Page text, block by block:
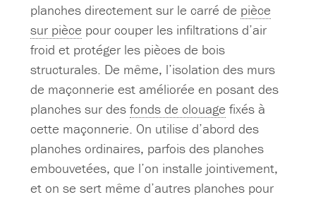
planches directement sur le carré de pièce
sur pièce pour couper les infiltrations d’air
froid et protéger les pièces de bois
structurales. De même, l’isolation des murs
de maçonnerie est améliorée en posant des
planches sur des fonds de clouage fixés à
cette maçonnerie. On utilise d’abord des
planches ordinaires, parfois des planches
embouvetées, que l’on installe jointivement,
et on se sert même d’autres planches pour